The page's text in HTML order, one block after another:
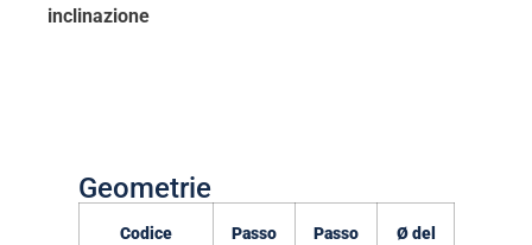
inclinazione
Geometrie
Codice
Passo
Passo
Ø del